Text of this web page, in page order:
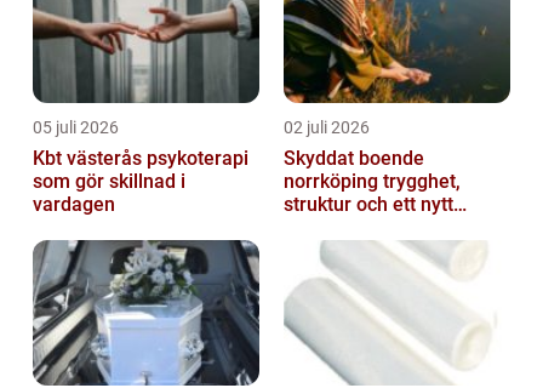
05 juli 2026
Kbt västerås psykoterapi
som gör skillnad i
vardagen
02 juli 2026
Skyddat boende
norrköping trygghet,
struktur och ett nytt